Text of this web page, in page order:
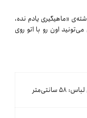
«ماهیگیری یادم نده،
اون رو با اتو روی
سانتی‌متر